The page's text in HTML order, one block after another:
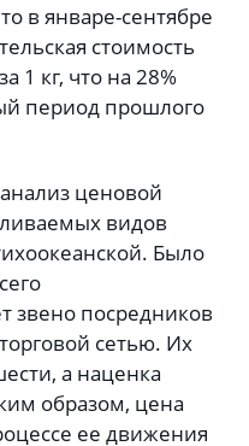
в январе-сентябре
стоимость
1 кг, что на 28%
период прошлого
ценовой
видов
Было
звено посредников
сетью. Их
а наценка
образом, цена
ее движения